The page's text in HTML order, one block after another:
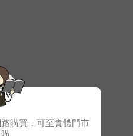
購買，可至實體門市